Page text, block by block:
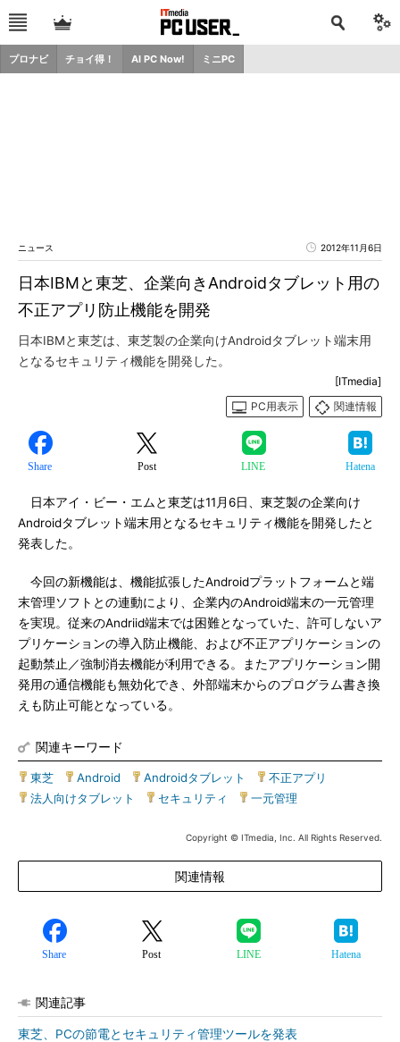
プロナビ チョイ得！ AI PC Now! ミニPC
ニュース 2012年11月6日
日本IBMと東芝、企業向きAndroidタブレット用の
不正アプリ防止機能を開発
日本IBMと東芝は、東芝製の企業向けAndroidタブレット端末用
となるセキュリティ機能を開発した。
[ITmedia]
PC用表示
関連情報
Share Post LINE Hatena
日本アイ・ビー・エムと東芝は11月6日、東芝製の企業向け
Androidタブレット端末用となるセキュリティ機能を開発したと
発表した。
今回の新機能は、機能拡張したAndroidプラットフォームと端
末管理ソフトとの連動により、企業内のAndroid端末の一元管理
を実現。従来のAndriid端末では困難となっていた、許可しないア
プリケーションの導入防止機能、および不正アプリケーションの
起動禁止／強制消去機能が利用できる。またアプリケーション開
発用の通信機能も無効化でき、外部端末からのプログラム書き換
えも防止可能となっている。
関連キーワード
東芝 Android Androidタブレット 不正アプリ
法人向けタブレット
セキュリティ 一元管理
Copyright © ITmedia, Inc. All Rights Reserved.
関連情報
Share Post LINE Hatena
関連記事
東芝、PCの節電とセキュリティ管理ツールを発表